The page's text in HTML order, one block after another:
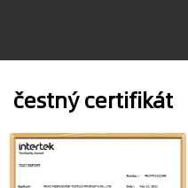
čestný certifikát